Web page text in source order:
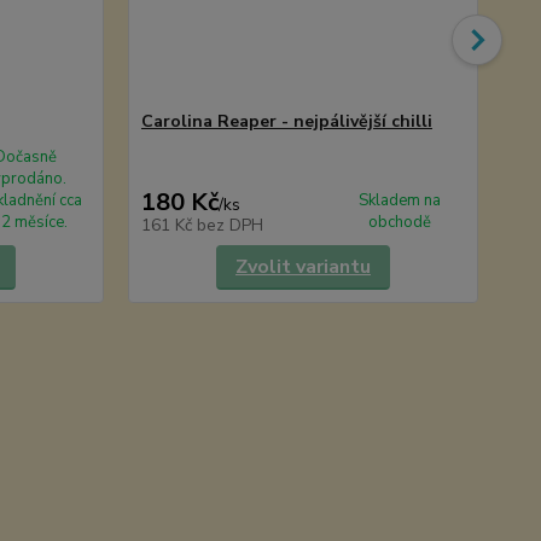
cca
měsíce.
Carolina Reaper - nejpálivější chilli
180 Kč/ks
161 Kč bez DPH
Skladem na
obchodě
Zvolit variantu